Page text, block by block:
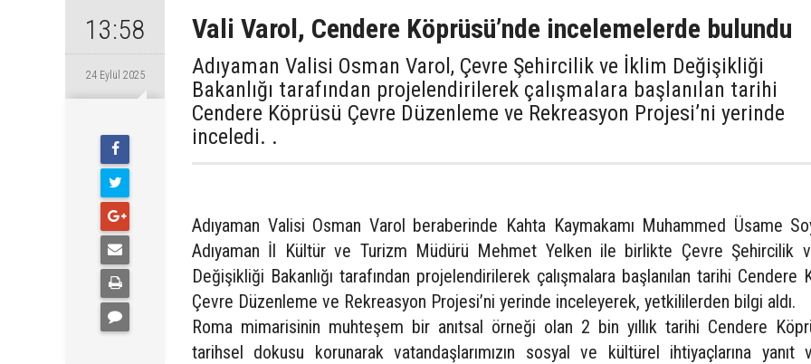
13:58
24 Eylül 2025
Vali Varol, Cendere Köprüsü’nde incelemelerde bulundu
Adıyaman Valisi Osman Varol, Çevre Şehircilik ve İklim Değişikliği
Bakanlığı tarafından projelendirilerek çalışmalara başlanılan tarihi
Cendere Köprüsü Çevre Düzenleme ve Rekreasyon Projesi’ni yerinde
inceledi. .
Adıyaman Valisi Osman Varol beraberinde Kahta Kaymakamı Muhammed Üsame
Adıyaman İl Kültür ve Turizm Müdürü Mehmet Yelken ile birlikte Çevre Şehircilik
Değişikliği Bakanlığı tarafından projelendirilerek çalışmalara başlanılan tarihi Cendere
Çevre Düzenleme ve Rekreasyon Projesi’ni yerinde inceleyerek, yetkililerden bilgi aldı.
Roma mimarisinin muhteşem bir anıtsal örneği olan 2 bin yıllık tarihi Cendere
tarihsel dokusu korunarak vatandaşlarımızın sosyal ve kültürel ihtiyaçlarına yanıt